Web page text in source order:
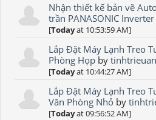
Nhận thiết kế bản vẽ
trần PANASONIC
[Todayat 10:53:59 AM]
Lắp Đặt Máy Lạnh Treo
Phòng Họp bytinhtrieuan
[Todayat 10:44:27 AM]
Lắp Đặt Máy Lạnh Treo
Văn Phòng Nhỏ by
[Todayat 09:56:52 AM]